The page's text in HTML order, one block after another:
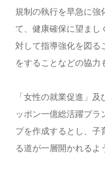
規制の執行を早急に強
て、健康確保に望まし
対して指導強化を図る
をすることなどの協力
「女性の就業促進」
ッポン一億総活躍プラ
プを作成するとし、子
る道が一層開かれるよ